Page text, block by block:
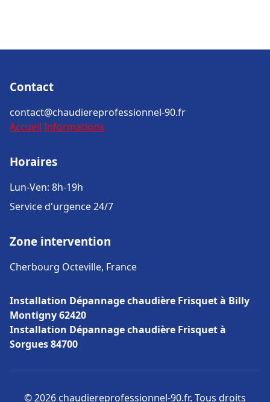
Contact
contact@chaudiereprofessionnel-90.fr
Accueil Informations
Horaires
Lun-Ven: 8h-19h
Service d'urgence 24/7
Zone intervention
Cherbourg Octeville, France
Installation Dépannage chaudière Frisquet à Billy
Montigny 62420
Installation Dépannage chaudière Frisquet à
Sorgues 84700
© 2026 chaudiereprofessionnel-90.fr. Tous droits